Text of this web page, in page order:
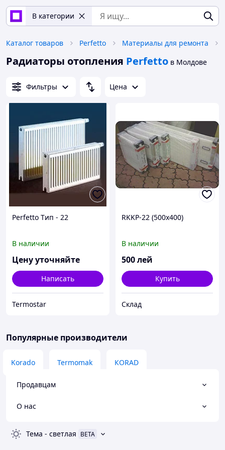
В категории
Каталог товаров Perfetto Материалы для ремонта
Радиаторы отопления Perfetto в Молдове
Фильтры Цена
Perfetto Tип - 22
В наличии
Цену уточняйте
Написать
Termostar
RKKP-22 (500x400)
В наличии
500лей
Купить
Склад
Популярные производители
Korado Termomak КORAD
Продавцам
О нас
Тема - светлая BETA